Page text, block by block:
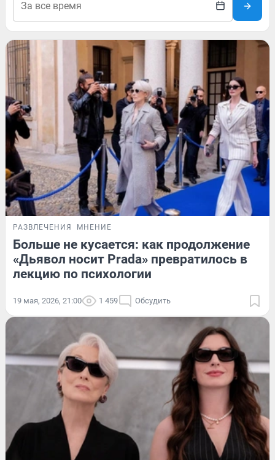
РАЗВЛЕЧЕНИЯ МНЕНИЕ
Больше не кусается: как продолжение
«Дьявол носит Prada» превратилось в
лекцию по психологии
19 мая, 2026, 21:00 1 459 Обсудить